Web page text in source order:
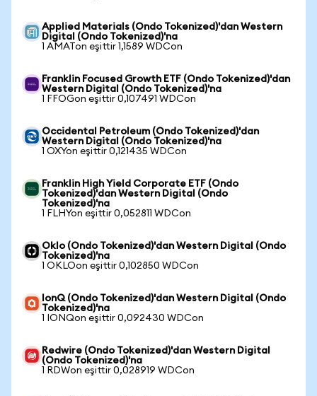
Applied Materials (Ondo Tokenized)'dan Western
Digital (Ondo Tokenized)'na
1 AMATon eşittir 1,1589 WDCon
Franklin Focused Growth ETF (Ondo Tokenized)'dan
Western Digital (Ondo Tokenized)'na
1 FFOGon eşittir 0,107491 WDCon
Occidental Petroleum (Ondo Tokenized)'dan
Western Digital (Ondo Tokenized)'na
1 OXYon eşittir 0,121435 WDCon
Franklin High Yield Corporate ETF (Ondo
Tokenized)'dan Western Digital (Ondo
Tokenized)'na
1 FLHYon eşittir 0,052811 WDCon
Oklo (Ondo Tokenized)'dan Western Digital (Ondo
Tokenized)'na
1 OKLOon eşittir 0,102850 WDCon
IonQ (Ondo Tokenized)'dan Western Digital (Ondo
Tokenized)'na
1 IONQon eşittir 0,092430 WDCon
Redwire (Ondo Tokenized)'dan Western Digital
(Ondo Tokenized)'na
1 RDWon eşittir 0,028919 WDCon